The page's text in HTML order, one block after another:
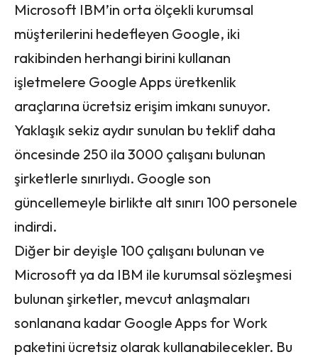
Microsoft IBM’in orta ölçekli kurumsal
müşterilerini hedefleyen Google, iki
rakibinden herhangi birini kullanan
işletmelere Google Apps üretkenlik
araçlarına ücretsiz erişim imkanı sunuyor.
Yaklaşık sekiz aydır sunulan bu teklif daha
öncesinde 250 ila 3000 çalışanı bulunan
şirketlerle sınırlıydı. Google son
güncellemeyle birlikte alt sınırı 100 personele
indirdi.
Diğer bir deyişle 100 çalışanı bulunan ve
Microsoft ya da IBM ile kurumsal sözleşmesi
bulunan şirketler, mevcut anlaşmaları
sonlanana kadar Google Apps for Work
paketini ücretsiz olarak kullanabilecekler. Bu